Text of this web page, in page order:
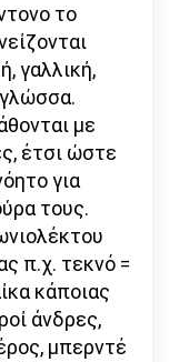
το
γαλλική,
γλώσσα.
με
έτσι ώστε
για
τους.
π.χ. τεκνό =
κάποιας
άνδρες,
μπερντέ